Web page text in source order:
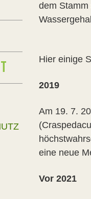
dem
Hier einige
2019
Am 19. 7.
eine neue
Vor 2021